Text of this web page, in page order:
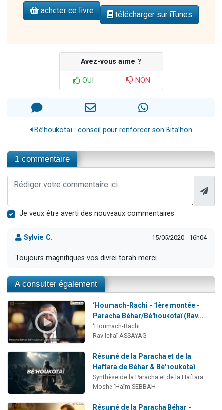
acheter ce livre télécharger sur iTunes
Avez-vous aimé ?
OUI NON
Bé’houkotaï : conseil pour renforcer son Bita’hon
1 commentaire
Je veux être averti des nouveaux commentaires
Sylvie C. 15/05/2020 - 16h04
Toujours magnifiques vos divrei torah merci
A consulter également
‘Houmach-Rachi - 1ère montée -
Paracha Béhar/Bé'houkotaï (Rav...
‘Houmach-Rachi
Rav Ichaï ASSAYAG
Résumé de la Paracha et de la
Haftara de Béhar & Bé'houkotaï
Synthèse de la Paracha et de la Haftara
Moshé 'Haïm SEBBAH
Résumé de la Paracha Béhar -